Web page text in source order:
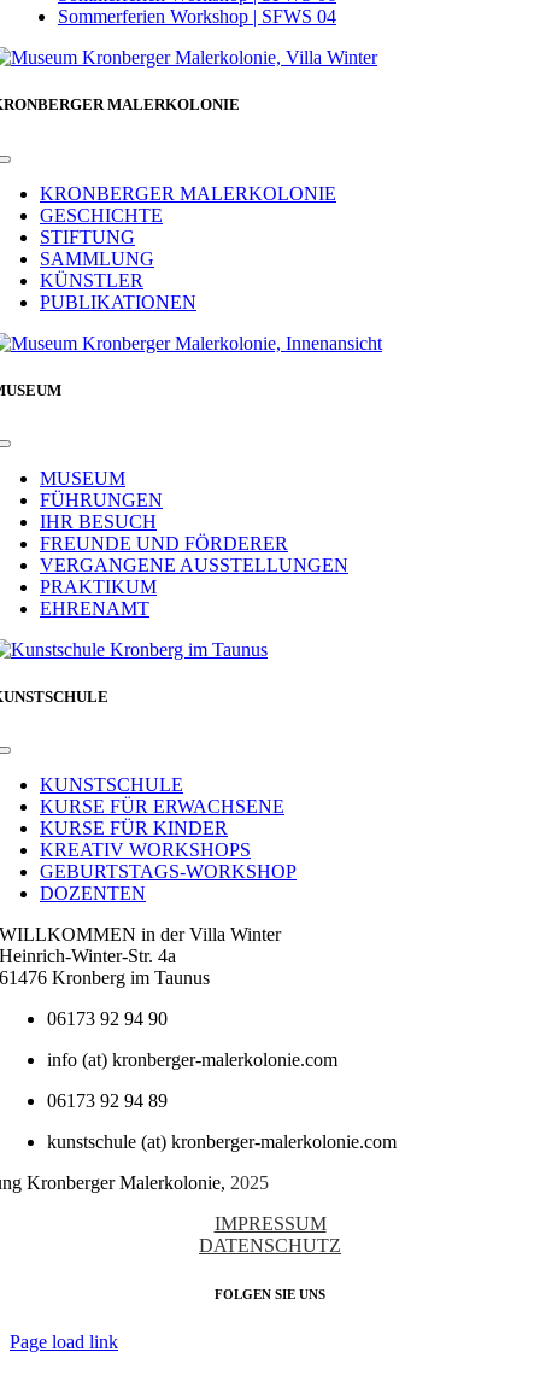
Sommerferien Workshop | SFWS 04
MALERKOLONIE
Toggle
NavigationKRONBERGER MALERKOLONIE
GESCHICHTE
STIFTUNG
SAMMLUNG
KÜNSTLER
PUBLIKATIONEN
Toggle
NavigationMUSEUM
FÜHRUNGEN
IHR BESUCH
FREUNDE UND FÖRDERER
VERGANGENE AUSSTELLUNGEN
PRAKTIKUM
EHRENAMT
Toggle
NavigationKUNSTSCHULE
KURSE FÜR ERWACHSENE
KURSE FÜR KINDER
KREATIV WORKSHOPS
GEBURTSTAGS-WORKSHOP
DOZENTEN
WILLKOMMEN in der Villa Winter
Heinrich-Winter-Str. 4a
61476 Kronberg im Taunus
06173 92 94 90
info (at) kronberger-malerkolonie.com
06173 92 94 89
kunstschule (at) kronberger-malerkolonie.com
Kronberger Malerkolonie, 2025
IMPRESSUM
DATENSCHUTZ
FOLGEN SIE UNS
Page load link